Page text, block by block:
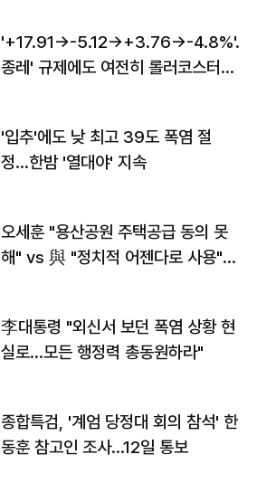
'+17.91→-5.12→+3.76→-4.8%'…'
종레' 규제에도 여전히 롤러코스터
'입추'에도 낮 최고 39도 폭염 절
정…한밤 '열대야' 지속
오세훈 "용산공원 주택공급 동의 못
해" vs 與 "정치적 어젠다로 사용"
李대통령 "외신서 보던 폭염 상황 현
실로…모든 행정력 총동원하라"
종합특검, '계엄 당정대 회의 참석' 한
동훈 참고인 조사...12일 통보